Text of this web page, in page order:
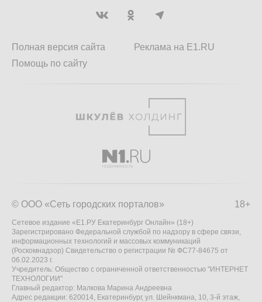
Полная версия сайта
Помощь по сайту
Реклама на E1.RU
18+
© ООО «Сеть городских порталов»
Сетевое издание «Е1.РУ Екатеринбург Онлайн» (18+)
Зарегистрировано Федеральной службой по надзору в сфере связи,
информационных технологий и массовых коммуникаций
(Роскомнадзор) Свидетельство о регистрации № ФС77-84675 от
06.02.2023 г.
Учредитель: Общество с ограниченной ответственностью "ИНТЕРНЕТ
ТЕХНОЛОГИИ"
Главный редактор: Малкова Марина Андреевна
Адрес редакции: 620014, Екатеринбург, ул. Шейнкмана, 10, 3-й этаж,